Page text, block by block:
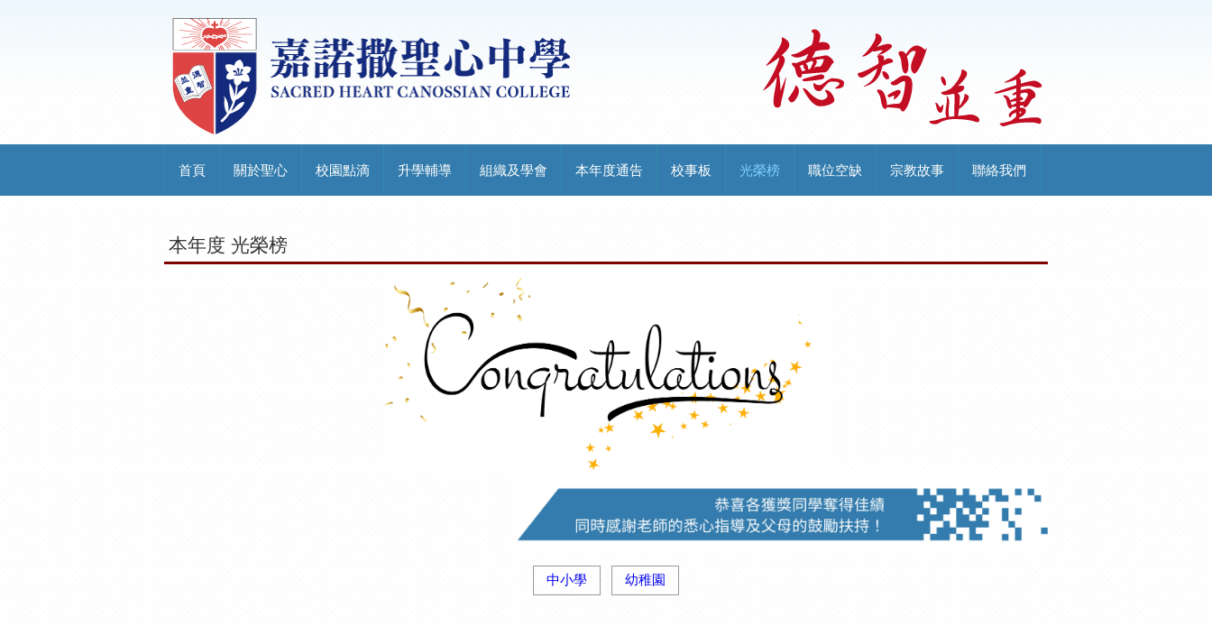
首頁 關於聖心 校園點滴 升學輔導 組織及學會 本年度通告 校事板 光榮榜 職位空缺 宗教故事 聯絡我們
本年度 光榮榜
中小學 幼稚園